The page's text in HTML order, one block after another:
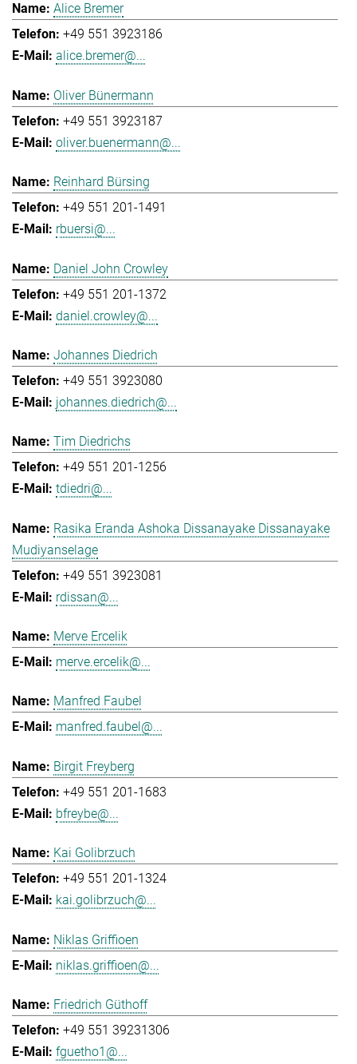
Alice Bremer
+49 551 3923186
alice.bremer@...
Oliver Bünermann
+49 551 3923187
oliver.buenermann@...
Reinhard Bürsing
+49 551 201-1491
rbuersi@...
Daniel John Crowley
+49 551 201-1372
daniel.crowley@...
Johannes Diedrich
+49 551 3923080
johannes.diedrich@...
Tim Diedrichs
+49 551 201-1256
tdiedri@...
Rasika Eranda Ashoka Dissanayake Dissanayake
Mudiyanselage
+49 551 3923081
rdissan@...
Merve Ercelik
merve.ercelik@...
Manfred Faubel
manfred.faubel@...
Birgit Freyberg
+49 551 201-1683
bfreybe@...
Kai Golibrzuch
+49 551 201-1324
kai.golibrzuch@...
Niklas Griffioen
niklas.griffioen@...
Friedrich Güthoff
+49 551 39231306
fguetho1@...